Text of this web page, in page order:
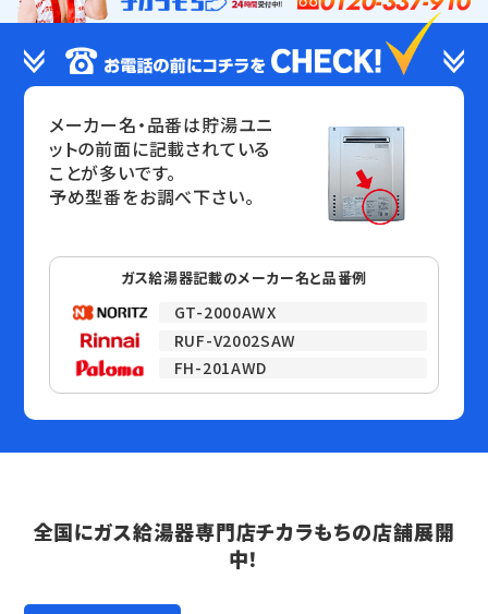
メーカー名・品番は貯湯ユニ
ットの前面に記載されている
ことが多いです。
予め型番をお調べ下さい。
ガス給湯器記載のメーカー名と品番例
GT-2000AWX
RUF-V2002SAW
FH-201AWD
全国にガス給湯器専門店チカラもちの店舗展開
中！